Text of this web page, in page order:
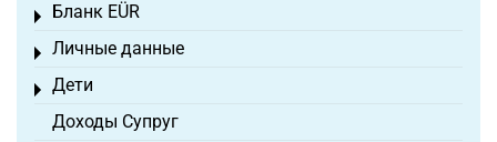
Бланк EÜR
Toggle menu
Личные данные
Toggle menu
Дети
Toggle menu
Доходы Супруг